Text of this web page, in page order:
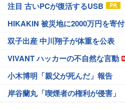
注目 古いPCが復活するUSB
HIKAKIN 被災地に2000万円を寄付
双子出産 中川翔子が体重を公表
VIVANT ハッカーの不自然な言動
小木博明「親父が死んだ」報告
岸谷蘭丸「喫煙者の権利が侵害」